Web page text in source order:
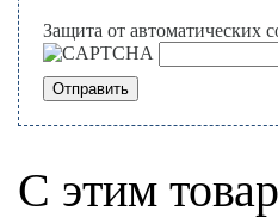
Защита от автоматических
С этим